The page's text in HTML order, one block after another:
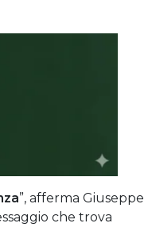
”, afferma Giuseppe
che trova